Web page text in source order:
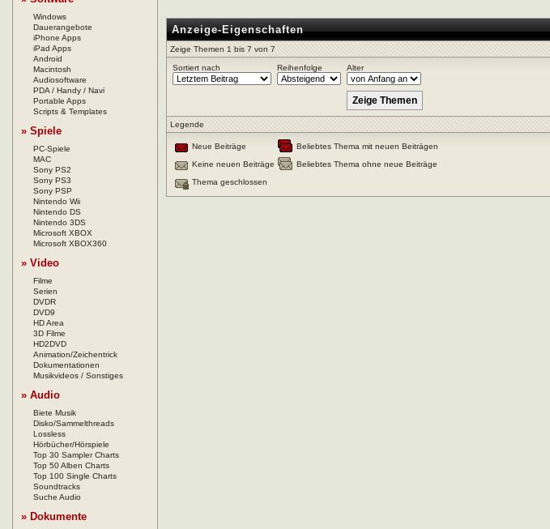
Windows
Dauerangebote
iPhone Apps
iPad Apps
Android
Macintosh
Audiosoftware
PDA / Handy / Navi
Portable Apps
Scripts & Templates
» Spiele
PC-Spiele
MAC
Sony PS2
Sony PS3
Sony PSP
Nintendo Wii
Nintendo DS
Nintendo 3DS
Microsoft XBOX
Microsoft XBOX360
» Video
Filme
Serien
DVDR
DVD9
HD Area
3D Filme
HD2DVD
Animation/Zeichentrick
Dokumentationen
Musikvideos / Sonstiges
» Audio
Biete Musik
Disko/Sammelthreads
Lossless
Hörbücher/Hörspiele
Top 30 Sampler Charts
Top 50 Alben Charts
Top 100 Single Charts
Soundtracks
Suche Audio
» Dokumente
Anzeige-Eigenschaften
Zeige Themen 1 bis 7 von 7
Sortiert nach Reihenfolge Alter
Legende
Neue Beiträge
Beliebtes Thema mit neuen Beiträgen
Keine neuen Beiträge
Beliebtes Thema ohne neue Beiträge
Thema geschlossen